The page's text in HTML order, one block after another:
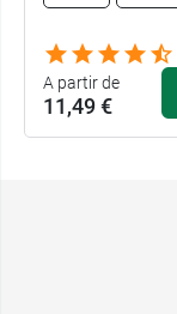
A partir de
11,49 €